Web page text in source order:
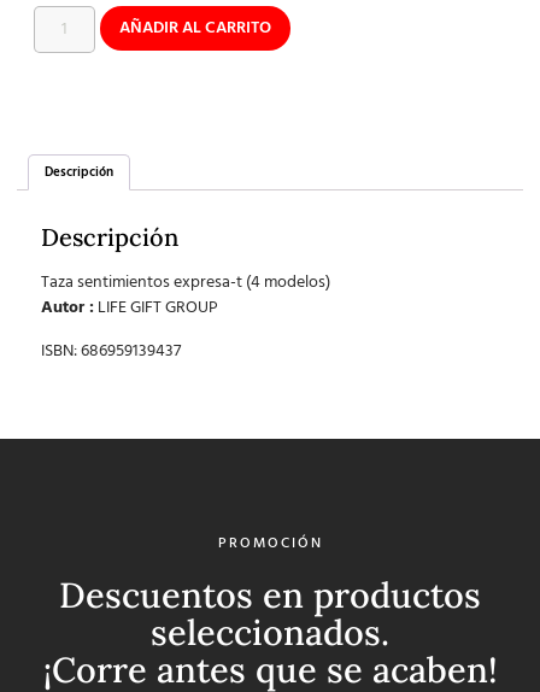
AÑADIR AL CARRITO
Descripción
Descripción
Taza sentimientos expresa-t (4 modelos)
Autor :LIFE GIFT GROUP
ISBN: 686959139437
PROMOCIÓN
Descuentos en productos
seleccionados.
¡Corre antes que se acaben!